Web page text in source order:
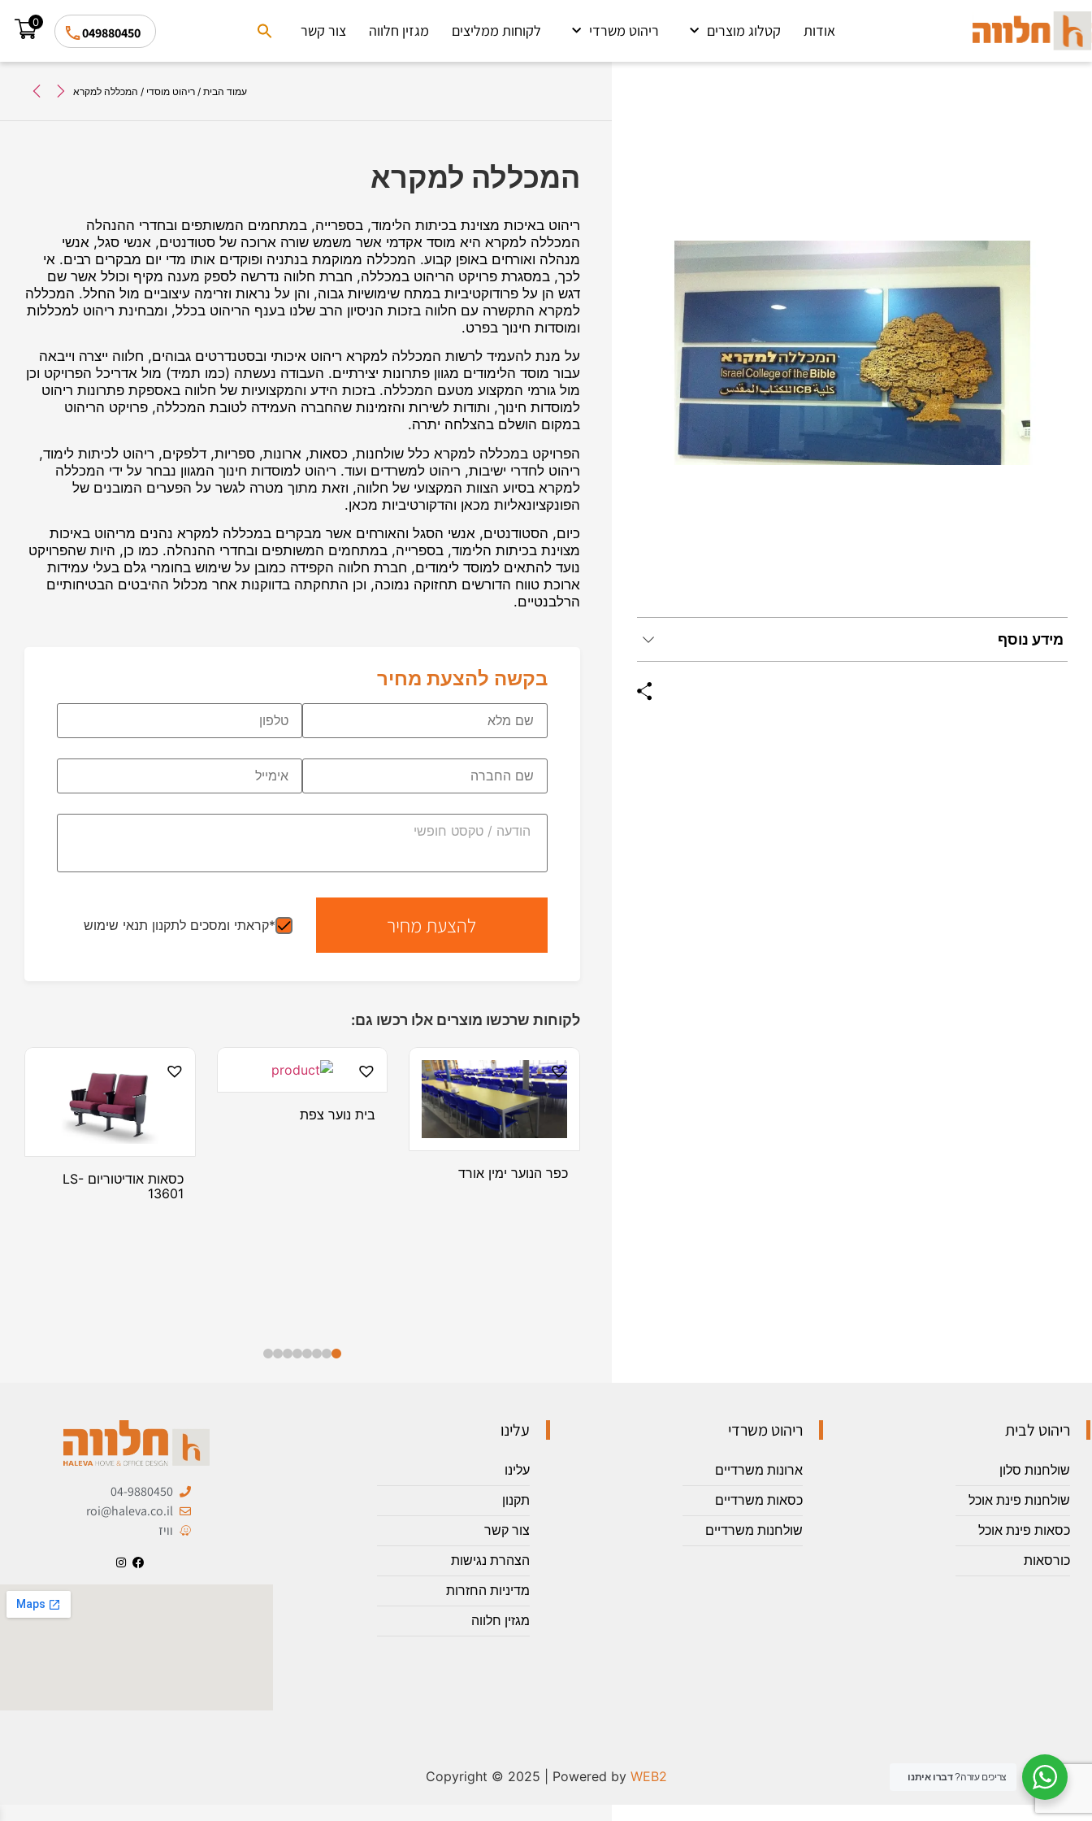
אודות קטלוג מוצרים ריהוט משרדי לקוחות ממליצים מגזין חלווה צור קשר
Search
for:
049880450
0
עמוד הבית / ריהוט מוסדי / המכללה למקרא
מידע נוסף
המכללה למקרא
ריהוט באיכות מצוינת בכיתות הלימוד, בספרייה, במתחמים המשותפים ובחדרי ההנהלה
המכללה למקרא היא מוסד אקדמי אשר משמש שורה ארוכה של סטודנטים, אנשי סגל, אנשי
מנהלה ואורחים באופן קבוע. המכללה ממוקמת בנתניה ופוקדים אותו מדי יום מבקרים רבים. אי
לכך, במסגרת פרויקט הריהוט במכללה, חברת חלווה נדרשה לספק מענה מקיף וכולל אשר שם
דגש הן על פרודוקטיביות במתח שימושיות גבוה, והן על נראות וזרימה עיצוביים מול החלל. המכללה
למקרא התקשרה עם חלווה בזכות הניסיון הרב שלנו בענף הריהוט בכלל, ומבחינת ריהוט למכללות
ומוסדות חינוך בפרט.
על מנת להעמיד לרשות המכללה למקרא ריהוט איכותי ובסטנדרטים גבוהים, חלווה ייצרה וייבאה
עבור מוסד הלימודים מגוון פתרונות יצירתיים. העבודה נעשתה (כמו תמיד) מול אדריכל הפרויקט וכן
מול גורמי המקצוע מטעם המכללה. בזכות הידע והמקצועיות של חלווה באספקת פתרונות ריהוט
למוסדות חינוך, ותודות לשירות והזמינות שהחברה העמידה לטובת המכללה, פרויקט הריהוט
במקום הושלם בהצלחה יתרה.
הפרויקט במכללה למקרא כלל שולחנות, כסאות, ארונות, ספריות, דלפקים, ריהוט לכיתות לימוד,
ריהוט לחדרי ישיבות, ריהוט למשרדים ועוד. ריהוט למוסדות חינוך המגוון נבחר על ידי המכללה
למקרא בסיוע הצוות המקצועי של חלווה, וזאת מתוך מטרה לגשר על הפערים המובנים של
הפונקציונאליות מכאן והדקורטיביות מכאן.
כיום, הסטודנטים, אנשי הסגל והאורחים אשר מבקרים במכללה למקרא נהנים מריהוט באיכות
מצוינת בכיתות הלימוד, בספרייה, במתחמים המשותפים ובחדרי ההנהלה. כמו כן, היות שהפרויקט
נועד להתאים למוסד לימודים, חברת חלווה הקפידה כמובן על שימוש בחומרי גלם בעלי עמידות
ארוכת טווח הדורשים תחזוקה נמוכה, וכן התחקתה בדווקנות אחר מכלול ההיבטים הבטיחותיים
הרלבנטיים.
בקשה להצעת מחיר
*קראתי ומסכים לתקנון תנאי שימוש
לקוחות שרכשו מוצרים אלו רכשו גם:
כפר הנוער ימין אורד
בית נוער צפת
כסאות אודיטוריום LS-
13601
ריהוט לבית
שולחנות סלון
שולחנות פינת אוכל
כסאות פינת אוכל
כורסאות
ריהוט משרדי
ארונות משרדיים
כסאות משרדיים
שולחנות משרדיים
עלינו
עלינו
תקנון
צור קשר
הצהרת נגישות
מדיניות החזרות
מגזין חלווה
04-9880450
roi@haleva.co.il
וויז
Copyright © 2025 | Powered by WEB2 צריכים עזרה?דברו איתנו